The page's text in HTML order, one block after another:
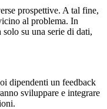
prospettive. A tal fine,
al problema. In
su una serie di dati,
dipendenti un feedback
sviluppare e integrare